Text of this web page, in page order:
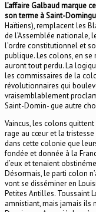
L’affaire Galbaud marque
son terme à Saint-
Haïtiens), remplacent les
de l’Assemblée nationale,
l’ordre constitutionnel et
publique. Les colons, en
auront tout perdu. La
les commissaires de la
révolutionnaires qui
vraisemblablement
Saint-Domin- gue autre
Vaincus, les colons
rage au cœur et la tristesse
dans cette colonie que
fondée et donnée à la
d’eux et tenaient
Désormais, le parti colon
vont se disséminer en
Petites Antilles. Toussaint
amnistiant, mais jamais ils